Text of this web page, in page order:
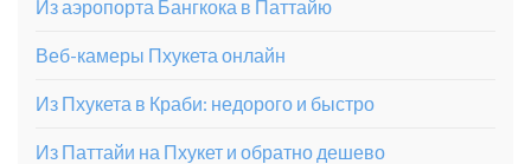
Из аэропорта Бангкока в Паттайю
Веб-камеры Пхукета онлайн
Из Пхукета в Краби: недорого и быстро
Из Паттайи на Пхукет и обратно дешево